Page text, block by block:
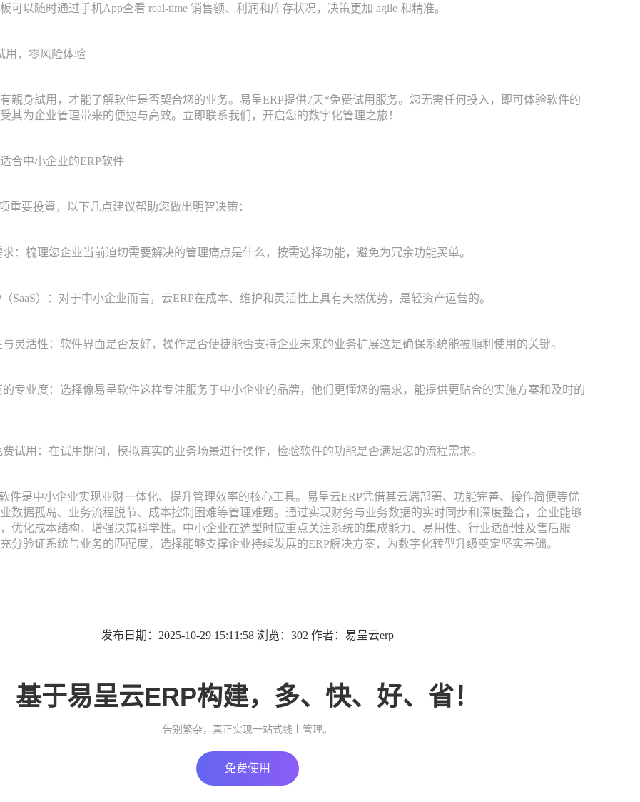
以随时通过手机App查看 real-time 销售额、利润和库存状况，决策更加 agile 和精准。
，零风险体验
身試用，才能了解软件是否契合您的业务。易呈ERP提供7天*免费试用服务。您无需任何投入，即可体验软件的
其为企业管理带来的便捷与高效。立即联系我们，开启您的数字化管理之旅！
中小企业的ERP软件
要投資，以下几点建议帮助您做出明智决策：
梳理您企业当前迫切需要解决的管理痛点是什么，按需选择功能，避免为冗余功能买单。
）：对于中小企业而言，云ERP在成本、维护和灵活性上具有天然优势，是轻资产运营的。
活性：软件界面是否友好，操作是否便捷能否支持企业未来的业务扩展这是确保系统能被順利使用的关键。
业度：选择像易呈软件这样专注服务于中小企业的品牌，他们更懂您的需求，能提供更贴合的实施方案和及时的
用：在试用期间，模拟真实的业务场景进行操作，检验软件的功能是否满足您的流程需求。
是中小企业实现业财一体化、提升管理效率的核心工具。易呈云ERP凭借其云端部署、功能完善、操作简便等优
数据孤岛、业务流程脱节、成本控制困难等管理难题。通过实现财务与业务数据的实时同步和深度整合，企业能够
优化成本结构，增强决策科学性。中小企业在选型时应重点关注系统的集成能力、易用性、行业适配性及售后服
分验证系统与业务的匹配度，选择能够支撑企业持续发展的ERP解决方案，为数字化转型升级奠定坚实基础。
发布日期：2025-10-29 15:11:58 浏览：302 作者：易呈云erp
基于易呈云ERP构建，多、快、好、省！
告别繁杂，真正实现一站式线上管理。
免费使用